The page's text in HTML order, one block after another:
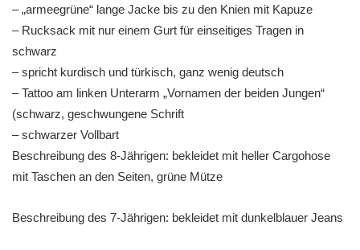
– „armeegrüne“ lange Jacke bis zu den Knien mit Kapuze
– Rucksack mit nur einem Gurt für einseitiges Tragen in
schwarz
– spricht kurdisch und türkisch, ganz wenig deutsch
– Tattoo am linken Unterarm „Vornamen der beiden Jungen“
(schwarz, geschwungene Schrift
– schwarzer Vollbart
Beschreibung des 8-Jährigen: bekleidet mit heller Cargohose
mit Taschen an den Seiten, grüne Mütze
Beschreibung des 7-Jährigen: bekleidet mit dunkelblauer Jeans